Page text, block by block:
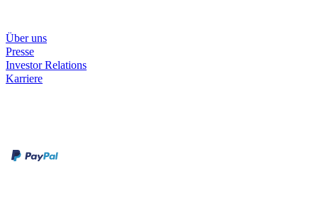
Über uns
Presse
Investor Relations
Karriere